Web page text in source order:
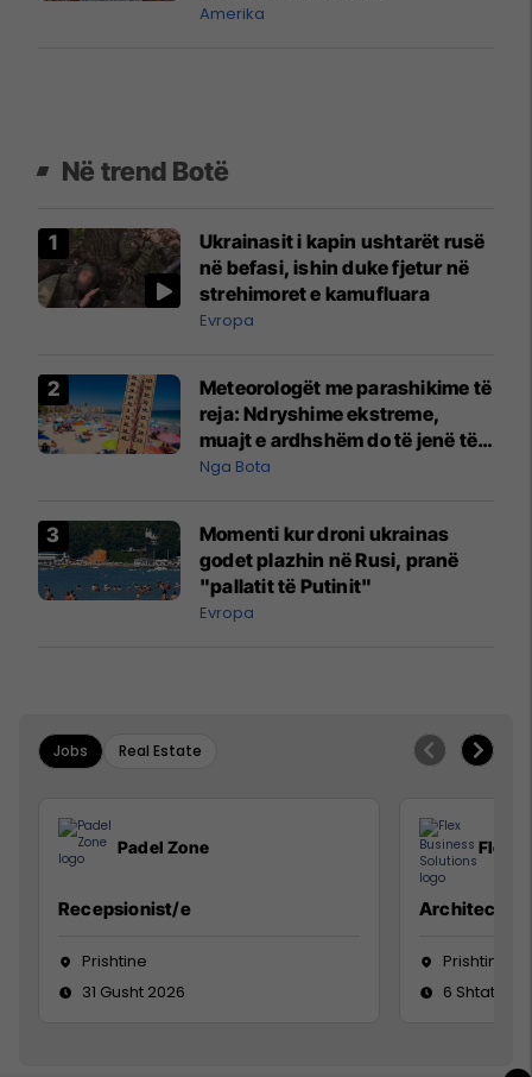
Amerika
Në trend Botë
Ukrainasit i kapin ushtarët rusë
në befasi, ishin duke fjetur në
strehimoret e kamufluara
Evropa
Meteorologët me parashikime të
reja: Ndryshime ekstreme,
muajt e ardhshëm do të jenë të
pazakontë
Nga Bota
Momenti kur droni ukrainas
godet plazhin në Rusi, pranë
"pallatit të Putinit"
Evropa
Jobs Real Estate
Padel Zone
Recepsionist/e
Prishtine
31 Gusht 2026
Flex
Architect
Prishtinë
6 Shtator